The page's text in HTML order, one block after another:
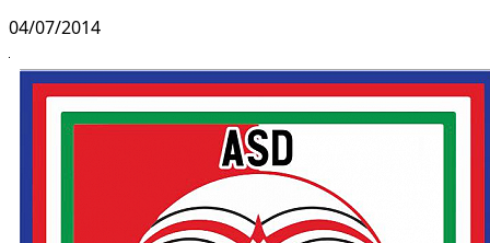
04/07/2014